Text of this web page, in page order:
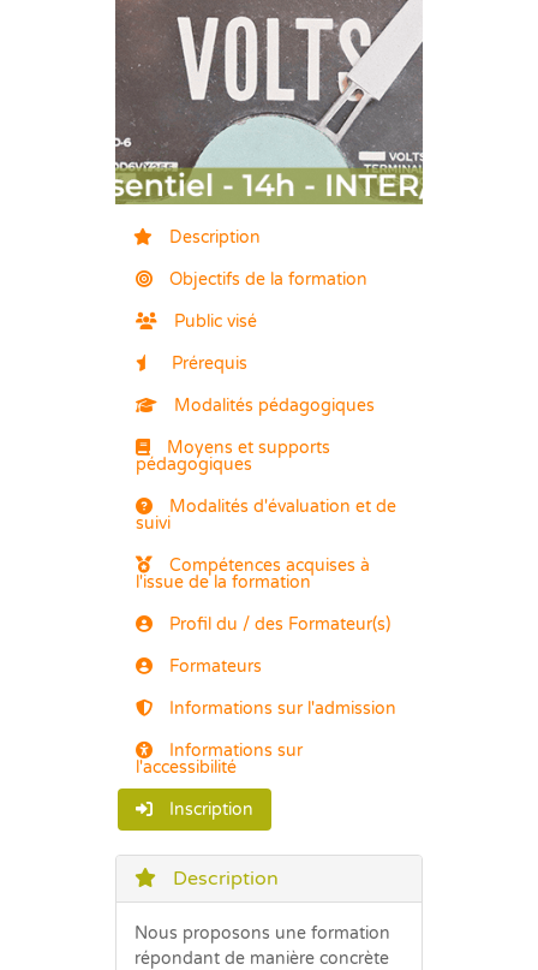
Description
Objectifs de la formation
Public visé
Prérequis
Modalités pédagogiques
Moyens et supports
pédagogiques
Modalités d'évaluation et de
suivi
Compétences acquises à
l'issue de la formation
Profil du / des Formateur(s)
Formateurs
Informations sur l'admission
Informations sur
l'accessibilité
Inscription
Description
Nous proposons une formation
répondant de manière concrète